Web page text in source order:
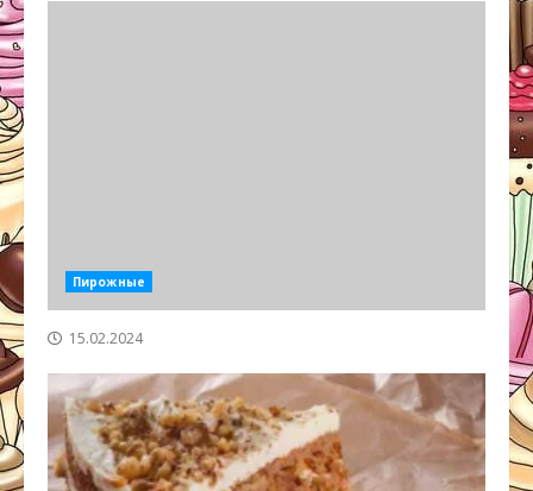
Пирожные
15.02.2024